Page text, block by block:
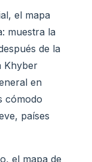
el mapa
muestra la
de la
Khyber
en
cómodo
países
el mapa de